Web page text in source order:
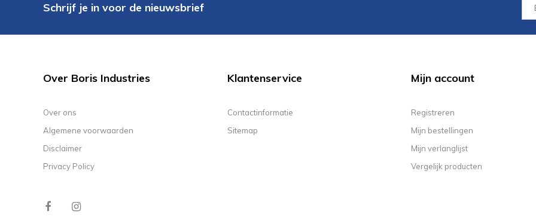
Schrijf je in voor de nieuwsbrief
Over Boris Industries
Over ons
Algemene voorwaarden
Disclaimer
Privacy Policy
Klantenservice
Contactinformatie
Sitemap
Mijn account
Registreren
Mijn bestellingen
Mijn verlanglijst
Vergelijk producten